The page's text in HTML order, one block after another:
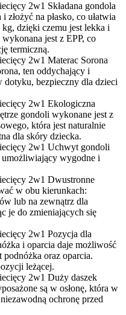
Składana gondola
złożyć na płasko, co ułatwia
dzięki czemu jest lekka i
jest z EPP, co
termiczną.
Materac Sorona
ten oddychający i
dotyku, bezpieczny dla dzieci
Ekologiczna
gondoli wykonane jest z
która jest naturalnie
dla skóry dziecka.
Uchwyt gondoli
wygodne i
Dwustronne
w obu kierunkach:
lub na zewnątrz dla
je do zmieniających się
Pozycja dla
i oparcia daje możliwość
оraz oparcia.
leżącej.
Duży daszek
są w osłonę, która w
ochronę przed